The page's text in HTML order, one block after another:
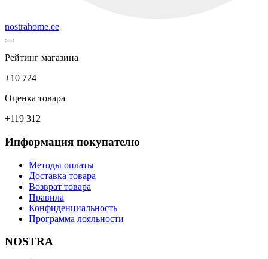
nostrahome.ee
Рейтинг магазина
+10 724
Оценка товара
+119 312
Информация покупателю
Методы оплаты
Доставка товара
Возврат товара
Правила
Конфиденциальность
Программа лояльности
NOSTRA